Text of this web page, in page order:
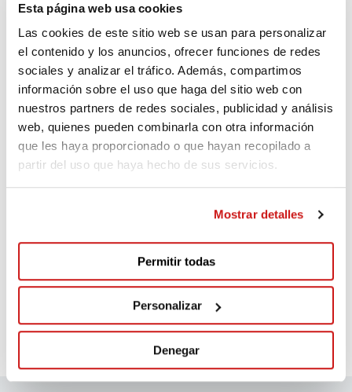
Esta página web usa cookies
Las cookies de este sitio web se usan para personalizar
el contenido y los anuncios, ofrecer funciones de redes
sociales y analizar el tráfico. Además, compartimos
información sobre el uso que haga del sitio web con
nuestros partners de redes sociales, publicidad y análisis
web, quienes pueden combinarla con otra información
que les haya proporcionado o que hayan recopilado a
partir del uso que haya hecho de sus servicios.
Mostrar detalles
Permitir todas
Personalizar
Denegar
¿Podemos contar contigo?
Donantes (2)
Anónimo
20€
Hace 32 días
1.700€ Hace 179 días